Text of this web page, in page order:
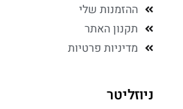
ההזמנות שלי
תקנון האתר
מדיניות פרטיות
ניוזליטר